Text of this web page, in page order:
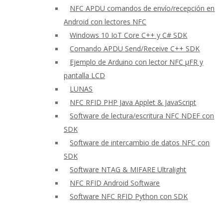
NFC APDU comandos de envío/recepción en
Android con lectores NFC
Windows 10 IoT Core C++ y C# SDK
Comando APDU Send/Receive C++ SDK
Ejemplo de Arduino con lector NFC μFR y
pantalla LCD
LUNAS
NFC RFID PHP Java Applet & JavaScript
Software de lectura/escritura NFC NDEF con
SDK
Software de intercambio de datos NFC con
SDK
Software NTAG & MIFARE Ultralight
NFC RFID Android Software
Software NFC RFID Python con SDK